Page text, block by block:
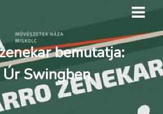
bemutatja:
Úr Swingben